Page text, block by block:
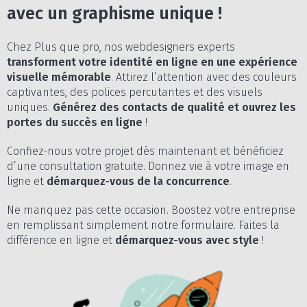
avec un graphisme unique !
Chez Plus que pro, nos webdesigners experts
transforment votre identité en ligne en une expérience
visuelle mémorable. Attirez l’attention avec des couleurs
captivantes, des polices percutantes et des visuels
uniques. Générez des contacts de qualité et ouvrez les
portes du succès en ligne !
Confiez-nous votre projet dès maintenant et bénéficiez
d’une consultation gratuite. Donnez vie à votre image en
ligne et démarquez-vous de la concurrence.
Ne manquez pas cette occasion. Boostez votre entreprise
en remplissant simplement notre formulaire. Faites la
différence en ligne et démarquez-vous avec style !